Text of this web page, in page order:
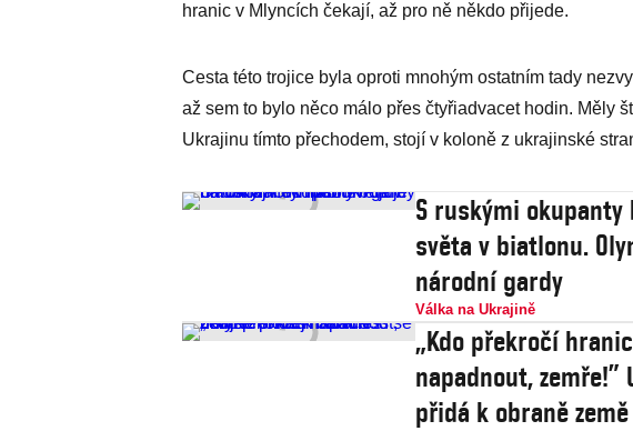
hranic v Mlyncích čekají, až pro ně někdo přijede.
Cesta této trojice byla oproti mnohým ostatním tady
až sem to bylo něco málo přes čtyřiadvacet hodin. Měly
Ukrajinu tímto přechodem, stojí v koloně z ukrajinské
S ruskými
světa v biatlonu.
národní gardy
Válka na Ukrajině
„Kdo překročí
napadnout,
přidá k obraně země